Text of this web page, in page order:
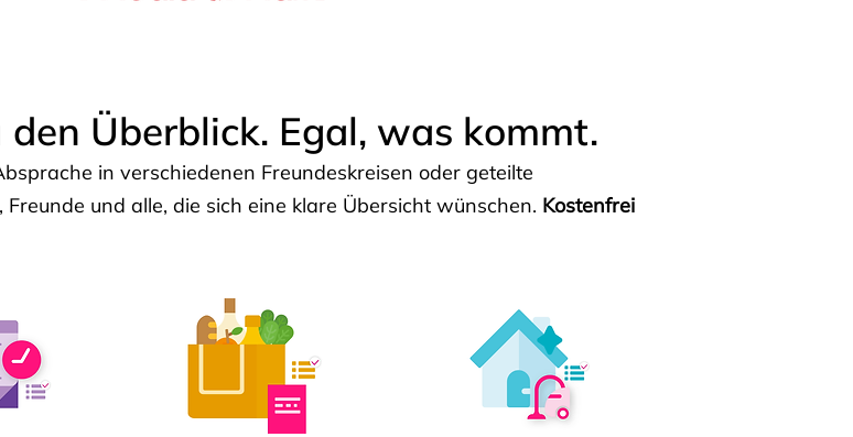
Überblick. Egal, was kommt.
in verschiedenen Freundeskreisen oder geteilte
und alle, die sich eine klare Übersicht wünschen. Kostenfrei